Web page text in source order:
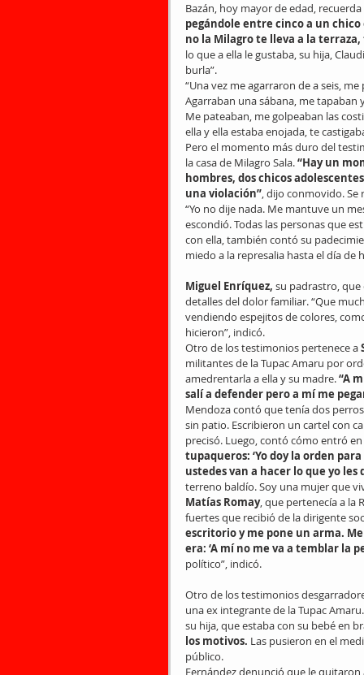
Bazán, hoy mayor de edad,
pegándole entre cinco a un
no la Milagro te lleva a la
lo que a ella le gustaba, su hija,
burla”.
“Una vez me agarraron de a seis,
Agarraban una sábana, me tapaban
Me pateaban, me golpeaban las
ella y ella estaba enojada, te
Pero el momento más duro del
la casa de Milagro Sala. “Hay un
hombres, dos chicos
una violación”, dijo conmovido. Se
“Yo no dije nada. Me mantuve un
escondió. Todas las personas que
con ella, también contó su
miedo a la represalia hasta el día de
Miguel Enríquez, su padrastro,
detalles del dolor familiar. “Que
vendiendo espejitos de colores,
hicieron”, indicó.
Otro de los testimonios pertenece a
militantes de la Tupac Amaru por
amedrentarla a ella y su madre. “A
salí a defender pero a mí me
Mendoza contó que tenía dos
sin patio. Escribieron un cartel con
precisó. Luego, contó cómo entró
tupaqueros: ‘Yo doy la orden
ustedes van a hacer lo que yo les
terreno baldío. Soy una mujer que
Matías Romay, que pertenecía a la
fuertes que recibió de la dirigente
escritorio y me pone un arma. Me
era: ‘A mí no me va a temblar la
político”, indicó.
Otro de los testimonios
una ex integrante de la Tupac
su hija, que estaba con su bebé en
los motivos. Las pusieron en el
público.
Fernández denunció que le